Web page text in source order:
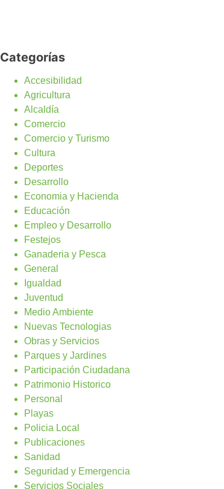
Categorías
Accesibilidad
Agricultura
Alcaldía
Comercio
Comercio y Turismo
Cultura
Deportes
Desarrollo
Economia y Hacienda
Educación
Empleo y Desarrollo
Festejos
Ganaderia y Pesca
General
Igualdad
Juventud
Medio Ambiente
Nuevas Tecnologias
Obras y Servicios
Parques y Jardines
Participación Ciudadana
Patrimonio Historico
Personal
Playas
Policia Local
Publicaciones
Sanidad
Seguridad y Emergencia
Servicios Sociales